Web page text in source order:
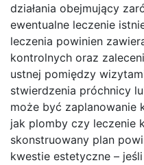
działania obejmujący
ewentualne leczenie
leczenia powinien
kontrolnych oraz
ustnej pomiędzy
stwierdzenia próchnicy
może być zaplanowanie
jak plomby czy leczenie
skonstruowany plan
kwestie estetyczne –